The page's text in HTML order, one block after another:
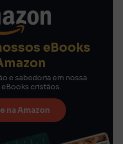
eBooks
e sabedoria em nossa
cristãos.
na Amazon